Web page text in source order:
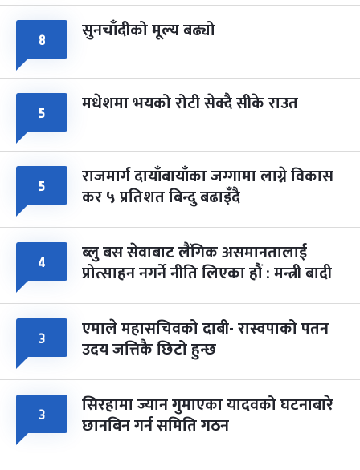
८ सुनचाँदीको मूल्य बढ्यो
५ मधेशमा भयको रोटी सेक्दै सीके राउत
५ राजमार्ग दायाँबायाँका जग्गामा लाग्ने विकास
कर ५ प्रतिशत बिन्दु बढाइँदै
४ ब्लु बस सेवाबाट लैंगिक असमानतालाई
प्रोत्साहन नगर्ने नीति लिएका हौं : मन्त्री बादी
३ एमाले महासचिवको दाबी- रास्वपाको पतन
उदय जत्तिकै छिटो हुन्छ
३ सिरहामा ज्यान गुमाएका यादवको घटनाबारे
छानबिन गर्न समिति गठन